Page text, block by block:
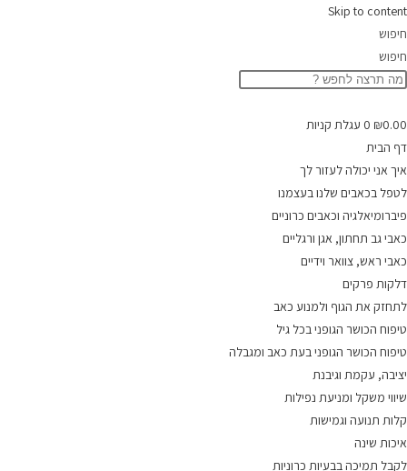
Skip to content
חיפוש
חיפוש
₪0.00
0 עגלת קניות
דף הבית
איך אני יכולה לעזור לך
לטפל בכאבים שלנו בעצמנו
פיברומיאלגיה וכאבים כרוניים
כאבי גב תחתון, אגן ורגליים
כאבי ראש, צוואר וידיים
דלקות פרקים
לתחזק את הגוף ולמנוע כאב
טיפוח הכושר הגופני בכל גיל
טיפוח הכושר הגופני בעת כאב ומגבלה
יציבה, עקמת וגיבנת
שיווי משקל ומניעת נפילות
קלות תנועה וגמישות
איכות שינה
לקבל תמיכה בבעיות כרוניות